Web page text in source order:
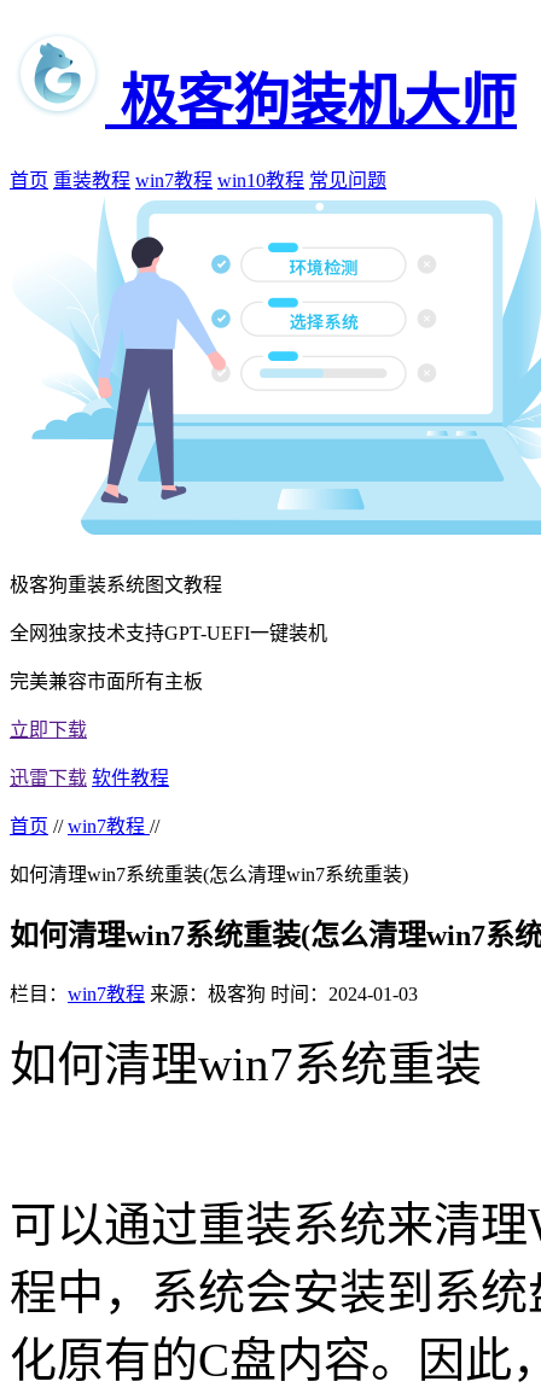
极客狗装机大师
首页 重装教程 win7教程 win10教程 常见问题
极客狗重装系统图文教程
全网独家技术支持GPT-UEFI一键装机
完美兼容市面所有主板
立即下载
迅雷下载 软件教程
首页 // win7教程 //
如何清理win7系统重装(怎么清理win7系统重装)
如何清理win7系统重装(怎么清理win7系
栏目： win7教程 来源：极客狗 时间：2024-01-03
如何清理win7系统重装
可以通过重装系统来清
程中，系统会安装到系
化原有的C盘内容。因此